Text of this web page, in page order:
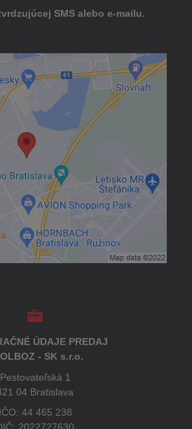
SMS alebo e-mailu.
je blokovaný Voľbami
súkromia
externý obsah?
tentokrát
- súhlas s druhom
Funkčné
v novom okne
ÚDAJE PREDAJ
- SK s.r.o.
Pestovateľská 1
04 Bratislava
IČO: 44 465 238